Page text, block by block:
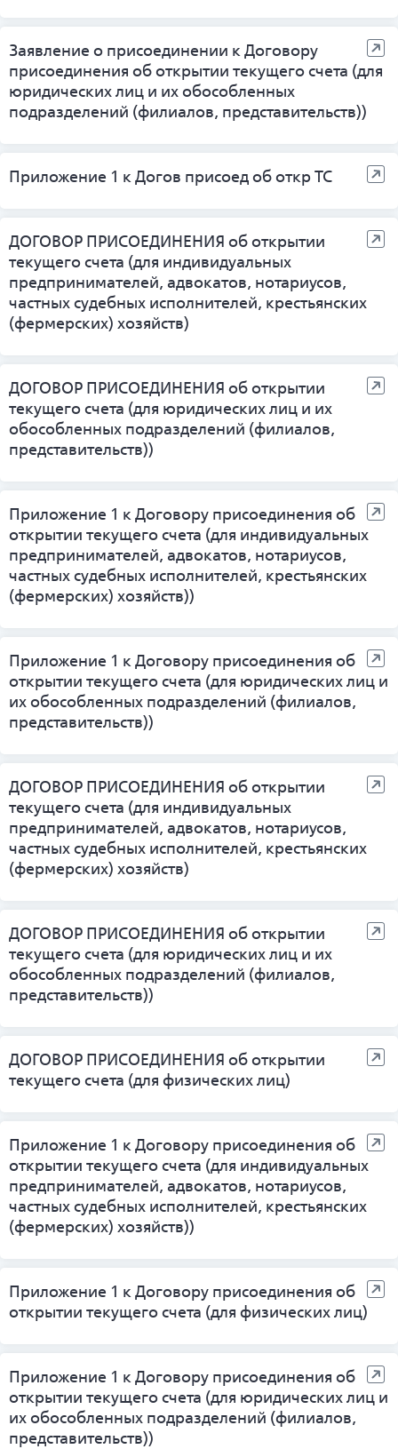
Заявление о присоединении к Договору
присоединения об открытии текущего счета (для
юридических лиц и их обособленных
подразделений (филиалов, представительств))
Приложение 1 к Догов присоед об откр ТС
ДОГОВОР ПРИСОЕДИНЕНИЯ об открытии
текущего счета (для индивидуальных
предпринимателей, адвокатов, нотариусов,
частных судебных исполнителей, крестьянских
(фермерских) хозяйств)
ДОГОВОР ПРИСОЕДИНЕНИЯ об открытии
текущего счета (для юридических лиц и их
обособленных подразделений (филиалов,
представительств))
Приложение 1 к Договору присоединения об
открытии текущего счета (для индивидуальных
предпринимателей, адвокатов, нотариусов,
частных судебных исполнителей, крестьянских
(фермерских) хозяйств))
Приложение 1 к Договору присоединения об
открытии текущего счета (для юридических лиц и
их обособленных подразделений (филиалов,
представительств))
ДОГОВОР ПРИСОЕДИНЕНИЯ об открытии
текущего счета (для индивидуальных
предпринимателей, адвокатов, нотариусов,
частных судебных исполнителей, крестьянских
(фермерских) хозяйств)
ДОГОВОР ПРИСОЕДИНЕНИЯ об открытии
текущего счета (для юридических лиц и их
обособленных подразделений (филиалов,
представительств))
ДОГОВОР ПРИСОЕДИНЕНИЯ об открытии
текущего счета (для физических лиц)
Приложение 1 к Договору присоединения об
открытии текущего счета (для индивидуальных
предпринимателей, адвокатов, нотариусов,
частных судебных исполнителей, крестьянских
(фермерских) хозяйств))
Приложение 1 к Договору присоединения об
открытии текущего счета (для физических лиц)
Приложение 1 к Договору присоединения об
открытии текущего счета (для юридических лиц и
их обособленных подразделений (филиалов,
представительств))